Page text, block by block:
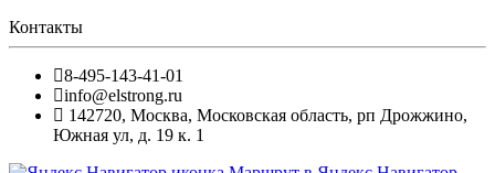
Контакты
8-495-143-41-01
info@elstrong.ru
142720, Москва, Московская область, рп Дрожжино,
Южная ул, д. 19 к. 1